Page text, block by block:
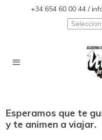
+34 654 60 00 44 /
Esperamos que te
y te animen a viajar.